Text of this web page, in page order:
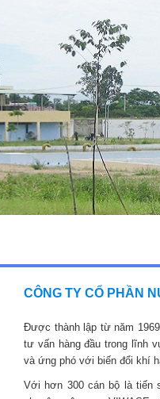
CÔNG TY CỔ PHẦN
Được thành lập từ năm
tư vấn hàng đầu trong lĩnh
và ứng phó với biến đổi khí
Với hơn 300 cán bộ là tiến